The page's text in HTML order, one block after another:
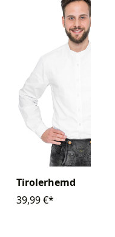
Tirolerhemd
39,99 €*